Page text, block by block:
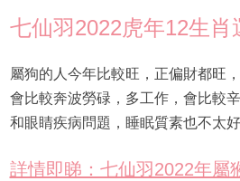
七仙羽2022虎年12生肖
屬狗的人今年比較旺，正偏財都旺
會比較奔波勞碌，多工作，會比較
和眼睛疾病問題，睡眠質素也不太好
詳情即睇：七仙羽2022年屬